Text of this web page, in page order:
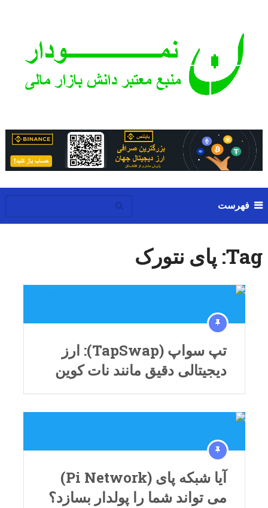
فهرست
Tag: پای نتورک
تپ سواپ (TapSwap): ارز
دیجیتالی دقیق مانند نات کوین
آیا شبکه پای (Pi Network)
می تواند شما را پولدار بسازد؟